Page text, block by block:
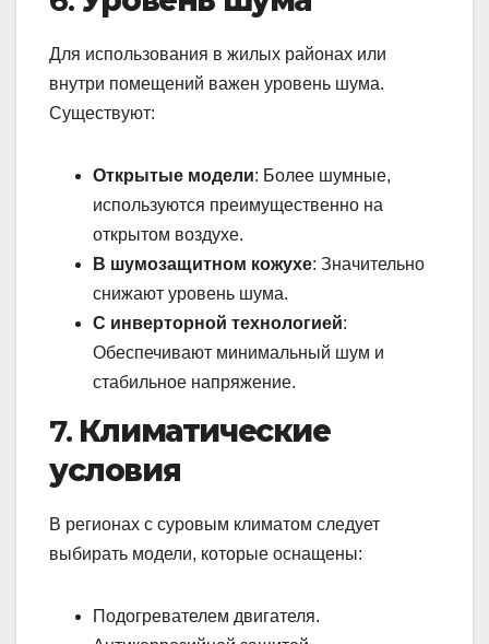
Для использования в жилых районах или
внутри помещений важен уровень шума.
Существуют:
Открытые модели: Более шумные,
используются преимущественно на
открытом воздухе.
В шумозащитном кожухе: Значительно
снижают уровень шума.
С инверторной технологией:
Обеспечивают минимальный шум и
стабильное напряжение.
7. Климатические
условия
В регионах с суровым климатом следует
выбирать модели, которые оснащены:
Подогревателем двигателя.